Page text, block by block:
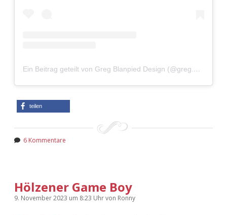
Adventskalender 2023
Ein Beitrag geteilt von Greg Blanpied Design (@greg.obj)
teilen
6 Kommentare
Hölzener Game Boy
9. November 2023 um 8:23 Uhrvon Ronny